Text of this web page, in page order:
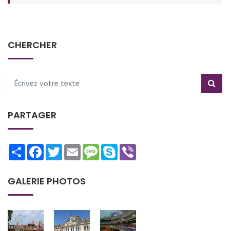
CHERCHER
PARTAGER
ShareFacebookTwitterEmailMessage
Skype
GALERIE PHOTOS